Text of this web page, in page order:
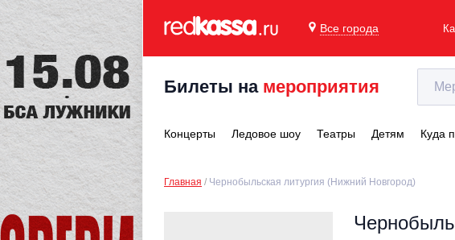
Все города
Билеты на мероприятия
Концерты Ледовое шоу Театры Детям Куда
Главная Чернобыльская литургия (Нижний Новгород)